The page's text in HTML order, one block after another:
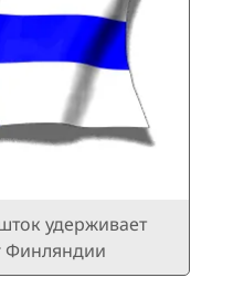
удерживает
Финляндии